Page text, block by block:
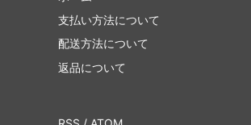
支払い方法について
配送方法について
返品について